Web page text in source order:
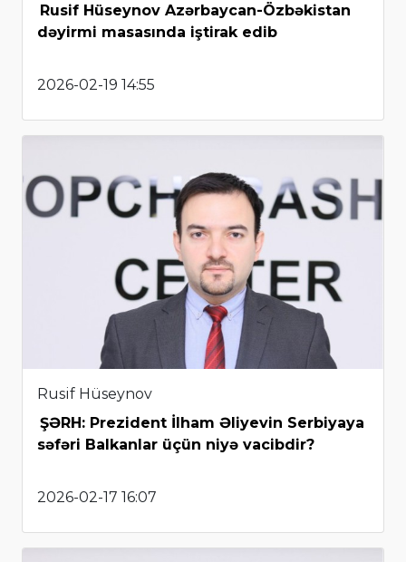
Rusif Hüseynov Azərbaycan-Özbəkistan
dəyirmi masasında iştirak edib
2026-02-19 14:55
Rusif Hüseynov
ŞƏRH: Prezident İlham Əliyevin Serbiyaya
səfəri Balkanlar üçün niyə vacibdir?
2026-02-17 16:07